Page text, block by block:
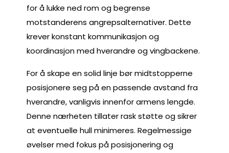
for å lukke ned rom og begrense
motstanderens angrepsalternativer. Dette
krever konstant kommunikasjon og
koordinasjon med hverandre og vingbackene.
For å skape en solid linje bør midtstopperne
posisjonere seg på en passende avstand fra
hverandre, vanligvis innenfor armens lengde.
Denne nærheten tillater rask støtte og sikrer
at eventuelle hull minimeres. Regelmessige
øvelser med fokus på posisjonering og